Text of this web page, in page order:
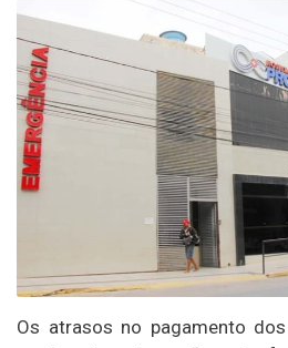
Os atrasos no pagamento